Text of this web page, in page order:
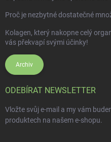
Proč je nezbytné dostatečné
Kolagen, který nakopne celý
vás překvapí svými účinky!
Archiv
ODEBÍRAT NEWSLETTER
Vložte svůj e-mail a my vám
produktech na našem e-shopu.